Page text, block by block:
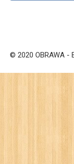
© 2020 OBRAWA -